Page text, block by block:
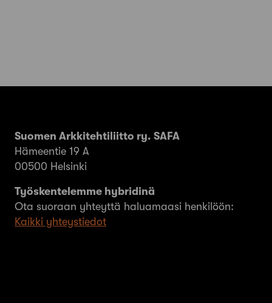
Suomen Arkkitehtiliitto ry. SAFA
Hämeentie 19 A
00500 Helsinki
Työskentelemme hybridinä
Ota suoraan yhteyttä haluamaasi henkilöön:
Kaikki yhteystiedot